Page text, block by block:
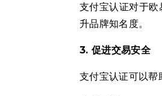
支付宝认证对于
升品牌知名度。
3. 促进交易安全
支付宝认证可以帮